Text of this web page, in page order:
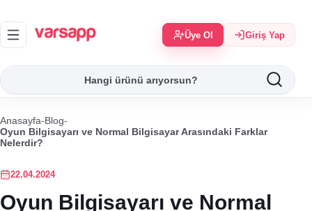
Üye Ol Giriş Yap
Anasayfa-Blog-
Oyun Bilgisayarı ve Normal Bilgisayar Arasındaki Farklar
Nelerdir?
22.04.2024
Oyun Bilgisayarı ve Normal